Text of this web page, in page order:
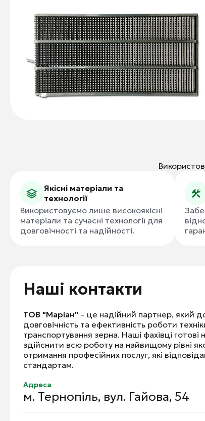
Якісні матеріали та
технології
Використовуємо лише високоякісні
матеріали та сучасні технології для
довговічності та надійності.
Наші контакти
ТОВ "Маріан" – це надійний партнер, який
довговічність та ефективність роботи
транспортування зерна. Наші фахівці готові
здійснити всю роботу на найвищому рівні
отримання професійних послуг, які
стандартам.
Адреса
м. Тернопіль, вул. Гайова, 54